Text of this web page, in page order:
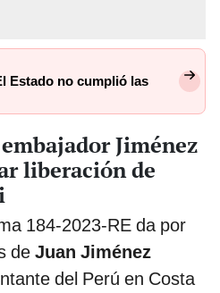
Estado no cumplió las
Jiménez
liberación de
184-2023-RE da por
de Juan Jiménez
del Perú en Costa